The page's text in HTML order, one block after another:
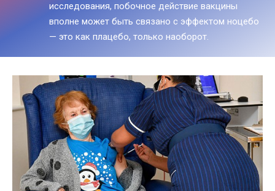
исследования, побочное действие вакцины
вполне может быть связано с эффектом ноцебо
— это как плацебо, только наоборот.